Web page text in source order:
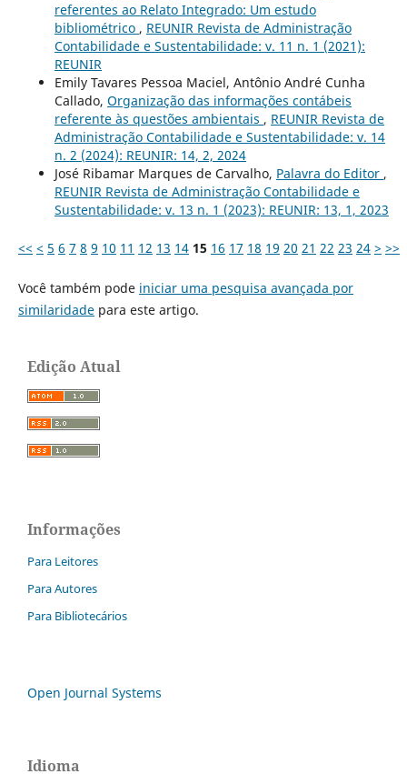
referentes ao Relato Integrado: Um estudo
bibliométrico , REUNIR Revista de Administração
Contabilidade e Sustentabilidade: v. 11 n. 1 (2021):
REUNIR
Emily Tavares Pessoa Maciel, Antônio André Cunha
Callado, Organização das informações contábeis
referente às questões ambientais , REUNIR Revista de
Administração Contabilidade e Sustentabilidade: v. 14
n. 2 (2024): REUNIR: 14, 2, 2024
José Ribamar Marques de Carvalho, Palavra do Editor ,
REUNIR Revista de Administração Contabilidade e
Sustentabilidade: v. 13 n. 1 (2023): REUNIR: 13, 1, 2023
<< < 5 6 7 8 9 10 11 12 13 14 15 16 17 18 19 20 21 22 23 24 > >>
Você também pode iniciar uma pesquisa avançada por
similaridadepara este artigo.
Edição Atual
Informações
Para Leitores
Para Autores
Para Bibliotecários
Open Journal Systems
Idioma